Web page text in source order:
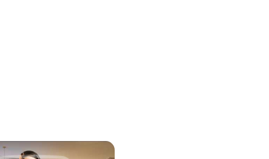
загромождая пространство (ширина составляет всего